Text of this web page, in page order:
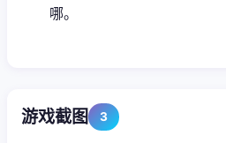
哪。
游戏截图 3